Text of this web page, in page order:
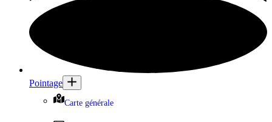
Pointage
Carte générale